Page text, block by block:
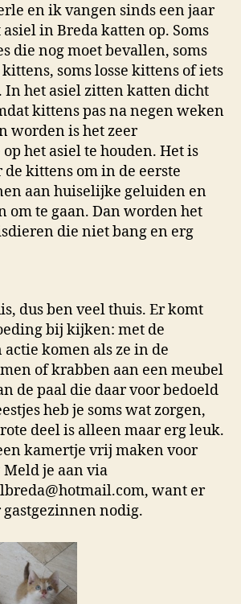
en ik vangen sinds een jaar
in Breda katten op. Soms
die nog moet bevallen, soms
soms losse kittens of iets
In het asiel zitten katten dicht
kittens pas na negen weken
worden is het zeer
het asiel te houden. Het is
kittens om in de eerste
aan huiselijke geluiden en
om te gaan. Dan worden het
die niet bang en erg
dus ben veel thuis. Er komt
bij kijken: met de
komen als ze in de
of krabben aan een meubel
de paal die daar voor bedoeld
heb je soms wat zorgen,
deel is alleen maar erg leuk.
kamertje vrij maken voor
je aan via
want er
nodig.